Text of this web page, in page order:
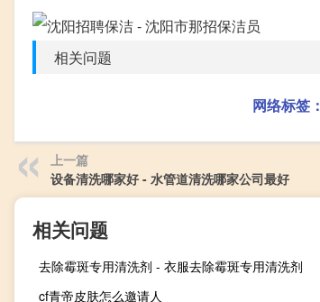
相关问题
网络标签：
上一篇
设备清洗哪家好 - 水管道清洗哪家公司最好
相关问题
去除霉斑专用清洗剂 - 衣服去除霉斑专用清洗剂
cf青帝皮肤怎么邀请人